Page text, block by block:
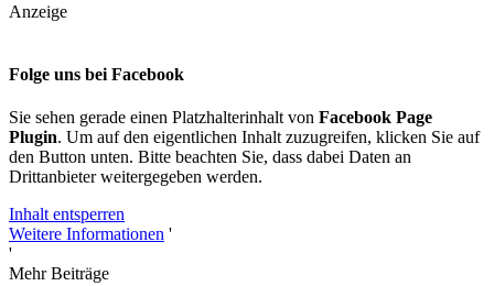
Anzeige
Folge uns bei Facebook
Sie sehen gerade einen Platzhalterinhalt von Facebook Page
Plugin. Um auf den eigentlichen Inhalt zuzugreifen, klicken Sie auf
den Button unten. Bitte beachten Sie, dass dabei Daten an
Drittanbieter weitergegeben werden.
Inhalt entsperren
Weitere Informationen '
'
Mehr Beiträge